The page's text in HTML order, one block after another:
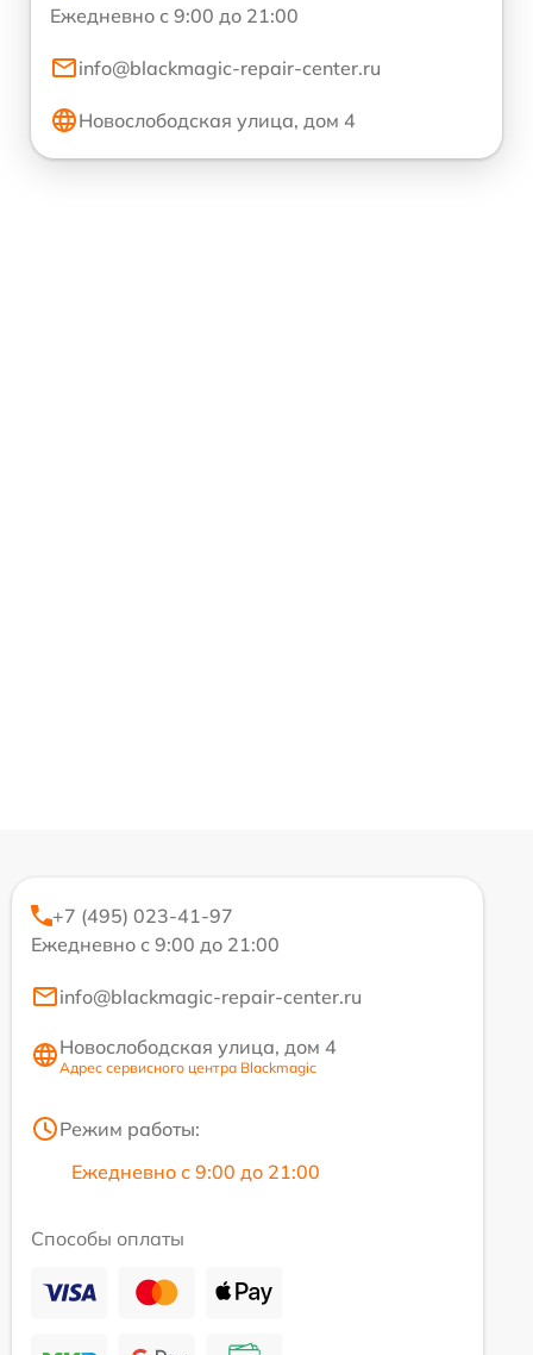
Ежедневно с 9:00 до 21:00
info@blackmagic-repair-center.ru
Новослободская улица, дом 4
+7 (495) 023-41-97
Ежедневно с 9:00 до 21:00
info@blackmagic-repair-center.ru
Новослободская улица, дом 4
Адрес сервисного центра Blackmagic
Режим работы:
Ежедневно с 9:00 до 21:00
Способы оплаты